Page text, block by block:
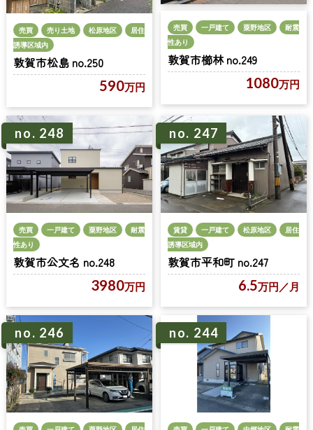
売買 売り土地 松原地区
居住
誘導区域内
敦賀市松島 no.250
590万円
売買 一戸建て 粟野地区
耐震
性あり
敦賀市櫛林 no.249
1080万円
no. 248
売買 一戸建て 粟野地区
耐震
性あり
敦賀市公文名 no.248
3980万円
no. 247
賃貸 一戸建て 松原地区
居住
誘導区域内
敦賀市平和町 no.247
6.5万円 ／月
no. 246 no. 244